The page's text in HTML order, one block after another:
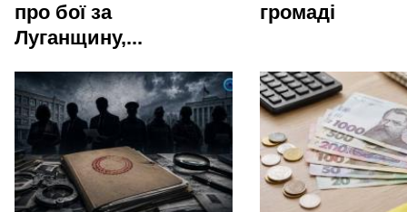
про бої за
Луганщину,...
громаді